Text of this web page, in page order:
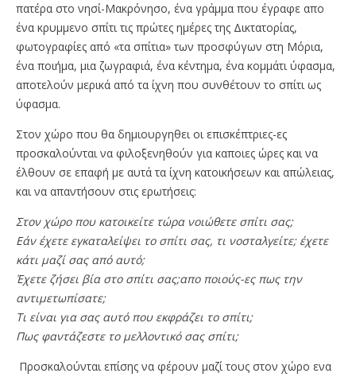
πατέρα στο νησί-Μακρόνησο, ένα γράμμα που έγραφε απο
ένα κρυμμενο σπίτι τις πρώτες ημέρες της Δικτατορίας,
φωτογραφίες από «τα σπίτια» των προσφύγων στη Μόρια,
ένα ποιήμα, μια ζωγραφιά, ένα κέντημα, ένα κομμάτι ύφασμα,
αποτελούν μερικά από τα ίχνη που συνθέτουν το σπίτι ως
ύφασμα.
Στον χώρο που θα δημιουργηθει οι επισκέπτριες-ες
προσκαλούνται να φιλοξενηθούν για καποιες ώρες και να
έλθουν σε επαφή με αυτά τα ίχνη κατοικήσεων και απώλειας,
και να απαντήσουν στις ερωτήσεις:
Στον χώρο που κατοικείτε τώρα νοιώθετε σπίτι σας;
Εάν έχετε εγκαταλείψει το σπίτι σας, τι νοσταλγείτε; έχετε
κάτι μαζί σας από αυτό;
Έχετε ζήσει βία στο σπίτι σας;απο ποιούς-ες πως την
αντιμετωπίσατε;
Τι είναι για σας αυτό που εκφράζει το σπίτι;
Πως φαντάζεστε το μελλοντικό σας σπίτι;
Προσκαλούνται επίσης να φέρουν μαζί τους στον χώρο ενα